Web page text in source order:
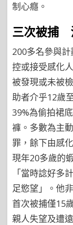
制心癮。
三次被捕
200多名參與
控或接受感化
被發現或未被
助者介乎12歲
39%為偷拍裙
褲。多數為主
罪，餘下由感
現年20多歲的
「當時諗好多
足慾望」。他
首次被捕僅15
親人失望及遭